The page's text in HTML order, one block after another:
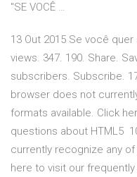
"SE VOCÊ …
13 Out 2015 Se você
views. 347. 190. Share.
subscribers. Subscribe.
browser does not
formats available. Click
questions about HTML5
currently recognize any
here to visit our